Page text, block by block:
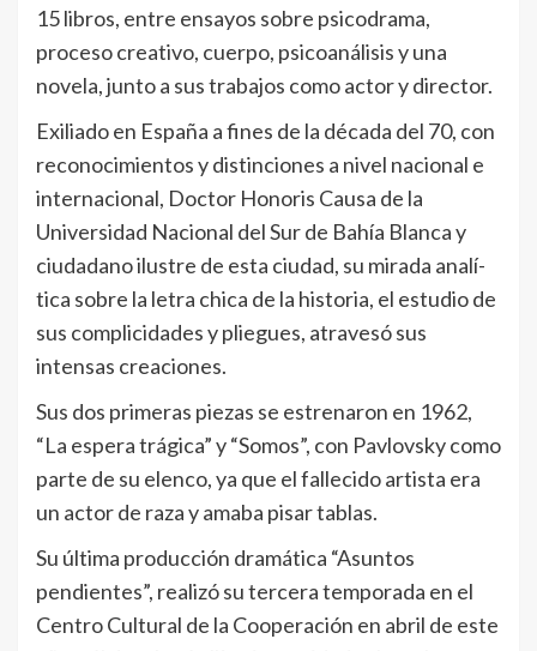
15 libros, entre ensayos sobre psicodrama,
proceso creativo, cuerpo, psicoanálisis y una
novela, junto a sus trabajos como actor y director.
Exiliado en España a fines de la década del 70, con
reconocimientos y distinciones a nivel nacional e
internacional, Doctor Honoris Causa de la
Universidad Nacional del Sur de Bahí­a Blanca y
ciudadano ilustre de esta ciudad, su mirada analí­
tica sobre la letra chica de la historia, el estudio de
sus complicidades y pliegues, atravesó sus
intensas creaciones.
Sus dos primeras piezas se estrenaron en 1962,
“La espera trágica” y “Somos”, con Pavlovsky como
parte de su elenco, ya que el fallecido artista era
un actor de raza y amaba pisar tablas.
Su última producción dramática “Asuntos
pendientes”, realizó su tercera temporada en el
Centro Cultural de la Cooperación en abril de este